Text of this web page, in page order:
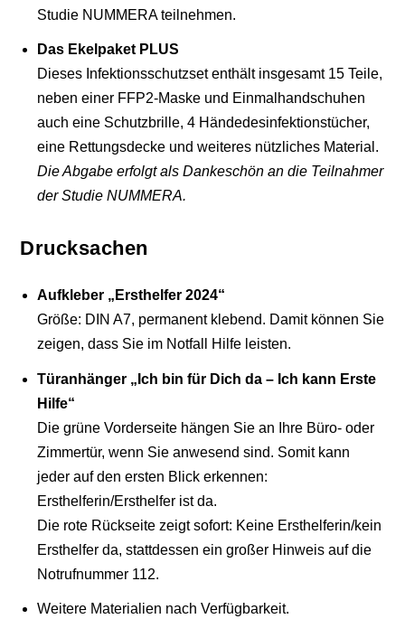
Studie NUMMERA teilnehmen.
Das Ekelpaket PLUS
Dieses Infektionsschutzset enthält insgesamt 15 Teile,
neben einer FFP2-Maske und Einmalhandschuhen
auch eine Schutzbrille, 4 Händedesinfektionstücher,
eine Rettungsdecke und weiteres nützliches Material.
Die Abgabe erfolgt als Dankeschön an die Teilnahmer
der Studie NUMMERA.
Drucksachen
Aufkleber „Ersthelfer 2024“
Größe: DIN A7, permanent klebend. Damit können Sie
zeigen, dass Sie im Notfall Hilfe leisten.
Türanhänger „Ich bin für Dich da – Ich kann Erste
Hilfe“
Die grüne Vorderseite hängen Sie an Ihre Büro- oder
Zimmertür, wenn Sie anwesend sind. Somit kann
jeder auf den ersten Blick erkennen:
Ersthelferin/Ersthelfer ist da.
Die rote Rückseite zeigt sofort: Keine Ersthelferin/kein
Ersthelfer da, stattdessen ein großer Hinweis auf die
Notrufnummer 112.
Weitere Materialien nach Verfügbarkeit.